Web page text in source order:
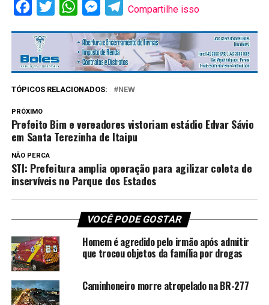
Facebook
Twitter WhatsAppMessenger
Telegram
Compartilhe isso
TÓPICOS RELACIONADOS: NEW
PRÓXIMO
Prefeito Bim e vereadores vistoriam estádio Edvar Sávio
em Santa Terezinha de Itaipu
NÃO PERCA
STI: Prefeitura amplia operação para agilizar coleta de
inservíveis no Parque dos Estados
VOCÊ PODE GOSTAR
Homem é agredido pelo irmão após admitir
que trocou objetos da família por drogas
Caminhoneiro morre atropelado na BR-277